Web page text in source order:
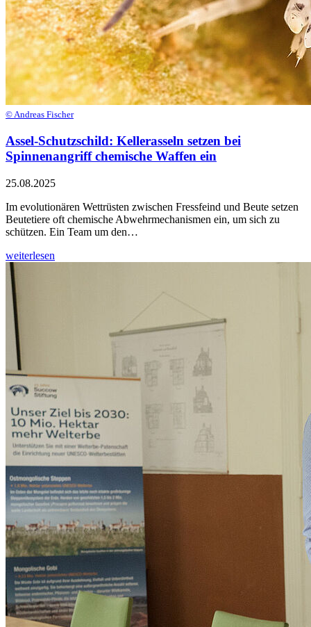
© Andreas Fischer
Assel-Schutzschild: Kellerasseln setzen bei
Spinnenangriff chemische Waffen ein
25.08.2025
Im evolutionären Wettrüsten zwischen Fressfeind und Beute setzen
Beutetiere oft chemische Abwehrmechanismen ein, um sich zu
schützen. Ein Team um den…
weiterlesen